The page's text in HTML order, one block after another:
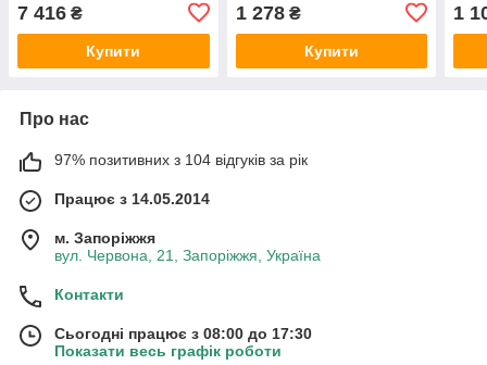
7 416 ₴
Купити
1 278₴
Купити
1
Про нас
97% позитивних з 104 відгуків за рік
Працює з 14.05.2014
м. Запоріжжя
вул. Червона, 21, Запоріжжя, Україна
Контакти
Сьогодні працює з 08:00 до 17:30
Показати весь графік роботи